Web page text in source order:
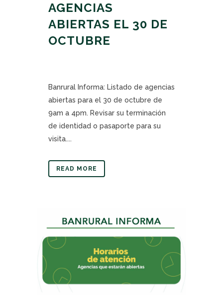
AGENCIAS
ABIERTAS EL 30 DE
OCTUBRE
Banrural Informa: Listado de agencias
abiertas para el 30 de octubre de
9am a 4pm. Revisar su terminación
de identidad o pasaporte para su
visita....
READ MORE